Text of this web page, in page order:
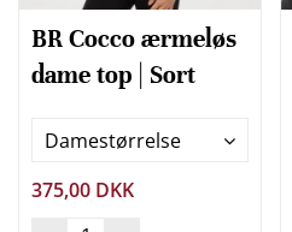
BR Cocco ærmeløs
dame top | Sort
Damestørrelse
375,00 DKK